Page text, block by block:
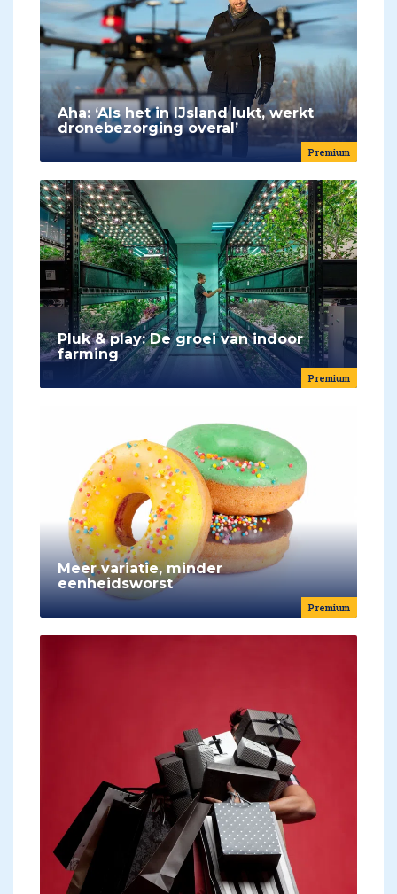
Premium
Aha: ‘Als het in IJsland lukt, werkt
dronebezorging overal’
Premium
Pluk & play: De groei van indoor
farming
Premium
Meer variatie, minder
eenheidsworst